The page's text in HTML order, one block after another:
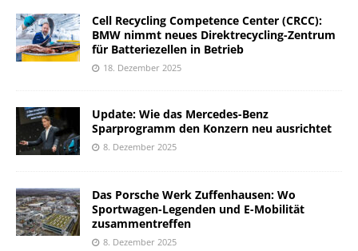
Cell Recycling Competence Center (CRCC):
BMW nimmt neues Direktrecycling-Zentrum
für Batteriezellen in Betrieb
18. Dezember 2025
Update: Wie das Mercedes-Benz
Sparprogramm den Konzern neu ausrichtet
8. Dezember 2025
Das Porsche Werk Zuffenhausen: Wo
Sportwagen-Legenden und E-Mobilität
zusammentreffen
8. Dezember 2025